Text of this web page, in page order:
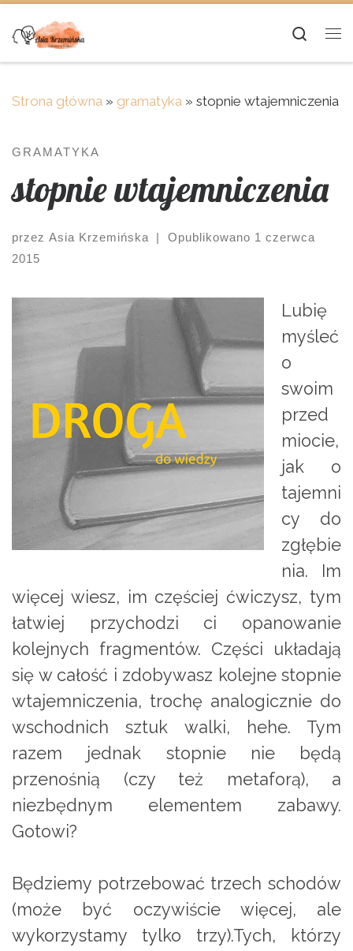
Skip to content
Strona główna » gramatyka » stopnie wtajemniczenia
GRAMATYKA
stopnie wtajemniczenia
przez Asia Krzemińska | Opublikowano 1 czerwca
2015
Lubię
myśleć
o
swoim
przed
miocie,
jak o
tajemni
cy do
zgłębie
nia. Im
więcej wiesz, im częściej ćwiczysz, tym
łatwiej przychodzi ci opanowanie
kolejnych fragmentów. Części układają
się w całość i zdobywasz kolejne stopnie
wtajemniczenia, trochę analogicznie do
wschodnich sztuk walki, hehe. Tym
razem jednak stopnie nie będą
przenośnią (czy też metaforą), a
niezbędnym elementem zabawy.
Gotowi?
Będziemy potrzebować trzech schodów
(może być oczywiście więcej, ale
wykorzystamy tylko trzy).Tych, którzy